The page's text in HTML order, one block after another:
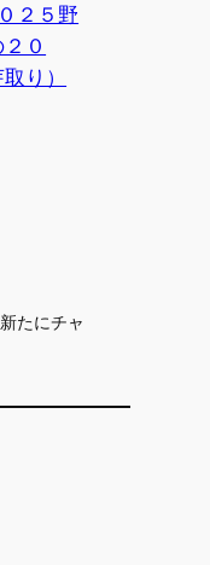
２５野
０
取り）
たにチャ